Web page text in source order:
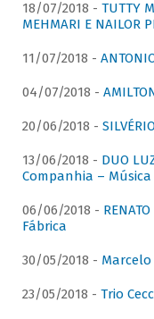
18/07/2018 - TUTTY
MEHMARI E NAILOR
11/07/2018 -
04/07/2018 -
20/06/2018 -
13/06/2018 - DUO
Companhia –
06/06/2018 -
Fábrica
30/05/2018 -
23/05/2018 - Trio